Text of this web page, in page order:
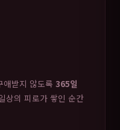
애받지 않도록 365일
상의 피로가 쌓인 순간